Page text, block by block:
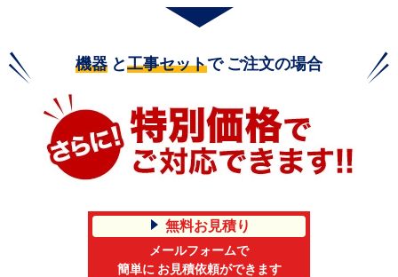
機器 と工事セットで ご注文の場合
無料お見積り
メールフォームで
簡単に お見積依頼ができます